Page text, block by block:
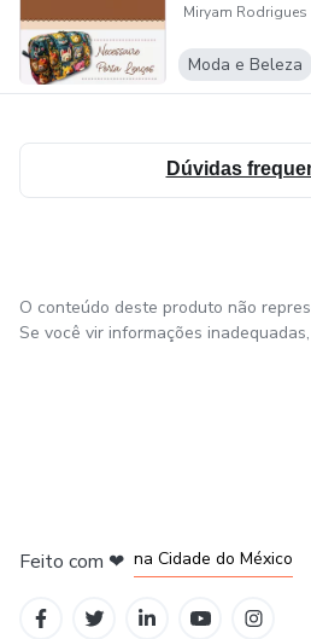
Miryam Rodrigues
Moda e Beleza
Dúvidas
O conteúdo deste produto não
Se você vir informações inadequadas,
Feito com ❤ na Cidade do México